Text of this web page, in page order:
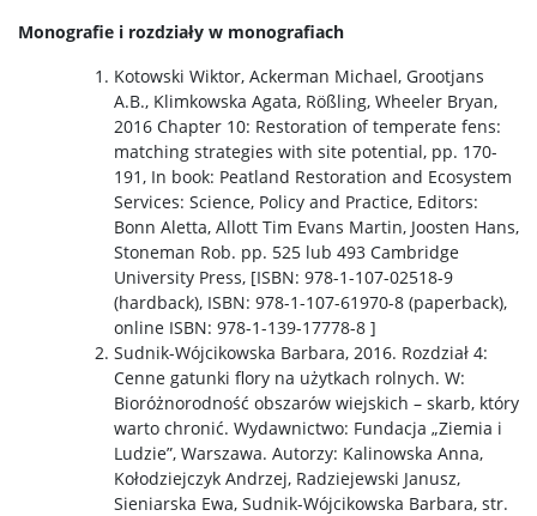
Monografie i rozdziały w monografiach
Kotowski Wiktor, Ackerman Michael, Grootjans
A.B., Klimkowska Agata, Rößling, Wheeler Bryan,
2016 Chapter 10: Restoration of temperate fens:
matching strategies with site potential, pp. 170-
191, In book: Peatland Restoration and Ecosystem
Services: Science, Policy and Practice, Editors:
Bonn Aletta, Allott Tim Evans Martin, Joosten Hans,
Stoneman Rob. pp. 525 lub 493 Cambridge
University Press, [ISBN: 978-1-107-02518-9
(hardback), ISBN: 978-1-107-61970-8 (paperback),
online ISBN: 978-1-139-17778-8 ]
Sudnik-Wójcikowska Barbara, 2016. Rozdział 4:
Cenne gatunki flory na użytkach rolnych. W:
Bioróżnorodność obszarów wiejskich – skarb, który
warto chronić. Wydawnictwo: Fundacja „Ziemia i
Ludzie”, Warszawa. Autorzy: Kalinowska Anna,
Kołodziejczyk Andrzej, Radziejewski Janusz,
Sieniarska Ewa, Sudnik-Wójcikowska Barbara, str.